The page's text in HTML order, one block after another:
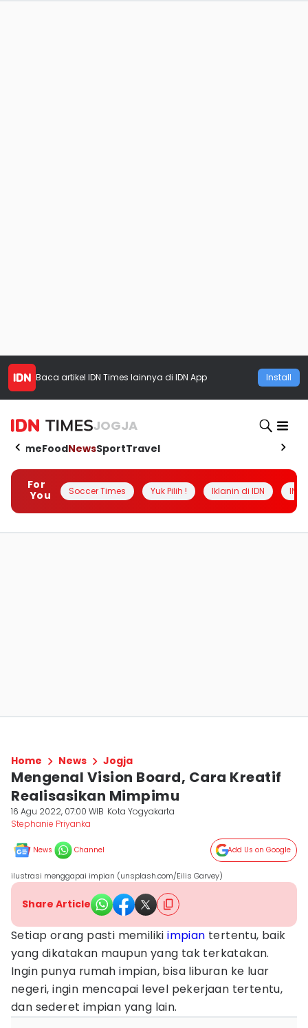
Baca artikel IDN Times lainnya di IDN App Install
JOGJA
HomeFoodNewsSportTravel
For
You
Soccer Times Yuk Pilih ! Iklanin di IDN
Home News Jogja
Mengenal Vision Board, Cara Kreatif
Realisasikan Mimpimu
16 Agu 2022, 07:00 WIB Kota Yogyakarta
Stephanie Priyanka
News Channel Add Us on Google
ilustrasi menggapai impian (unsplash.com/Eilis Garvey)
Share Article
Setiap orang pasti memilikiimpian tertentu, baik
yang dikatakan maupun yang tak terkatakan.
Ingin punya rumah impian, bisa liburan ke luar
negeri, ingin mencapai level pekerjaan tertentu,
dan sederet impian yang lain.